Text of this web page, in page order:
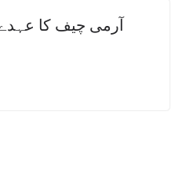
آرمی چیف کا